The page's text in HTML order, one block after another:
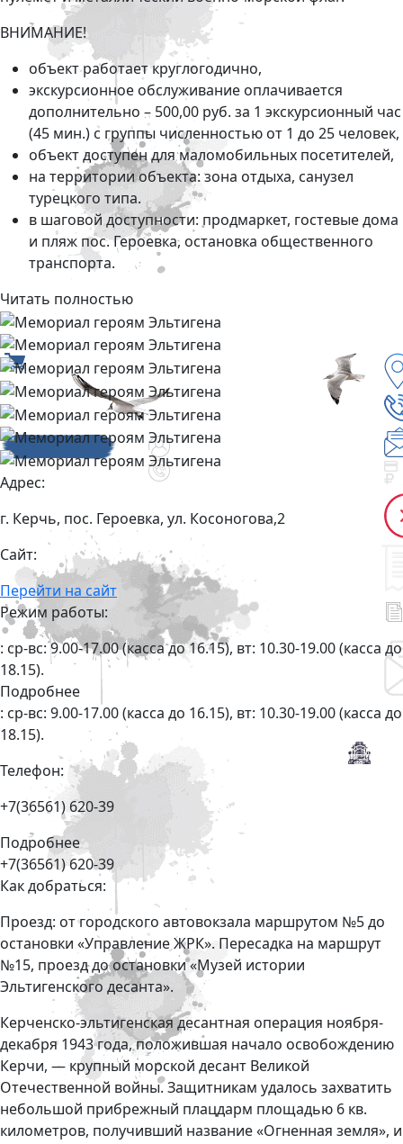
ВНИМАНИЕ!
объект работает круглогодично,
экскурсионное обслуживание оплачивается
дополнительно – 500,00 руб. за 1 экскурсионный час
(45 мин.) с группы численностью от 1 до 25 человек,
объект доступен для маломобильных посетителей,
на территории объекта: зона отдыха, санузел
турецкого типа.
в шаговой доступности: продмаркет, гостевые дома
и пляж пос. Героевка, остановка общественного
транспорта.
Читать полностью
Адрес:
г. Керчь, пос. Героевка, ул. Косоногова,2
Сайт:
Перейти на сайт
Режим работы:
: ср-вс: 9.00-17.00 (касса до 16.15), вт: 10.30-19.00 (касса до
18.15).
Подробнее
: ср-вс: 9.00-17.00 (касса до 16.15), вт: 10.30-19.00 (касса до
18.15).
Телефон:
+7(36561) 620-39
Подробнее
+7(36561) 620-39
Как добраться:
Проезд: от городского автовокзала маршрутом №5 до
остановки «Управление ЖРК». Пересадка на маршрут
№15, проезд до остановки «Музей истории
Эльтигенского десанта».
Керченско-эльтигенская десантная операция ноября-
декабря 1943 года, положившая начало освобождению
Керчи, — крупный морской десант Великой
Отечественной войны. Защитникам удалось захватить
небольшой прибрежный плацдарм площадью 6 кв.
километров, получивший название «Огненная земля», и